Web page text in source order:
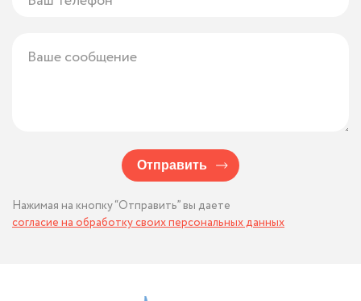
Отправить
Нажимая на кнопку “Отправить” вы даете
согласие на обработку своих персональных данных